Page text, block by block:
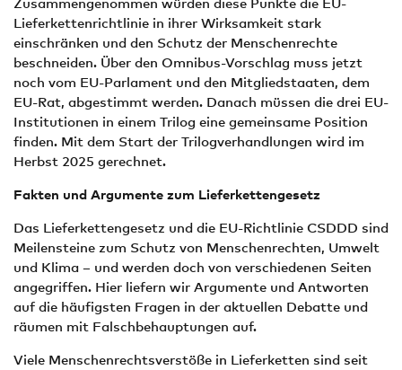
Lieferkettenrichtlinie in ihrer Wirksamkeit stark
einschränken und den Schutz der Menschenrechte
beschneiden. Über den Omnibus-Vorschlag muss jetzt
noch vom EU-Parlament und den Mitgliedstaaten, dem
EU-Rat, abgestimmt werden. Danach müssen die drei EU-
Institutionen in einem Trilog eine gemeinsame Position
finden. Mit dem Start der Trilogverhandlungen wird im
Herbst 2025 gerechnet.
Fakten und Argumente zum Lieferkettengesetz
Das Lieferkettengesetz und die EU-Richtlinie CSDDD sind
Meilensteine zum Schutz von Menschenrechten, Umwelt
und Klima – und werden doch von verschiedenen Seiten
angegriffen. Hier liefern wir Argumente und Antworten
auf die häufigsten Fragen in der aktuellen Debatte und
räumen mit Falschbehauptungen auf.
Viele Menschenrechtsverstöße in Lieferketten sind seit